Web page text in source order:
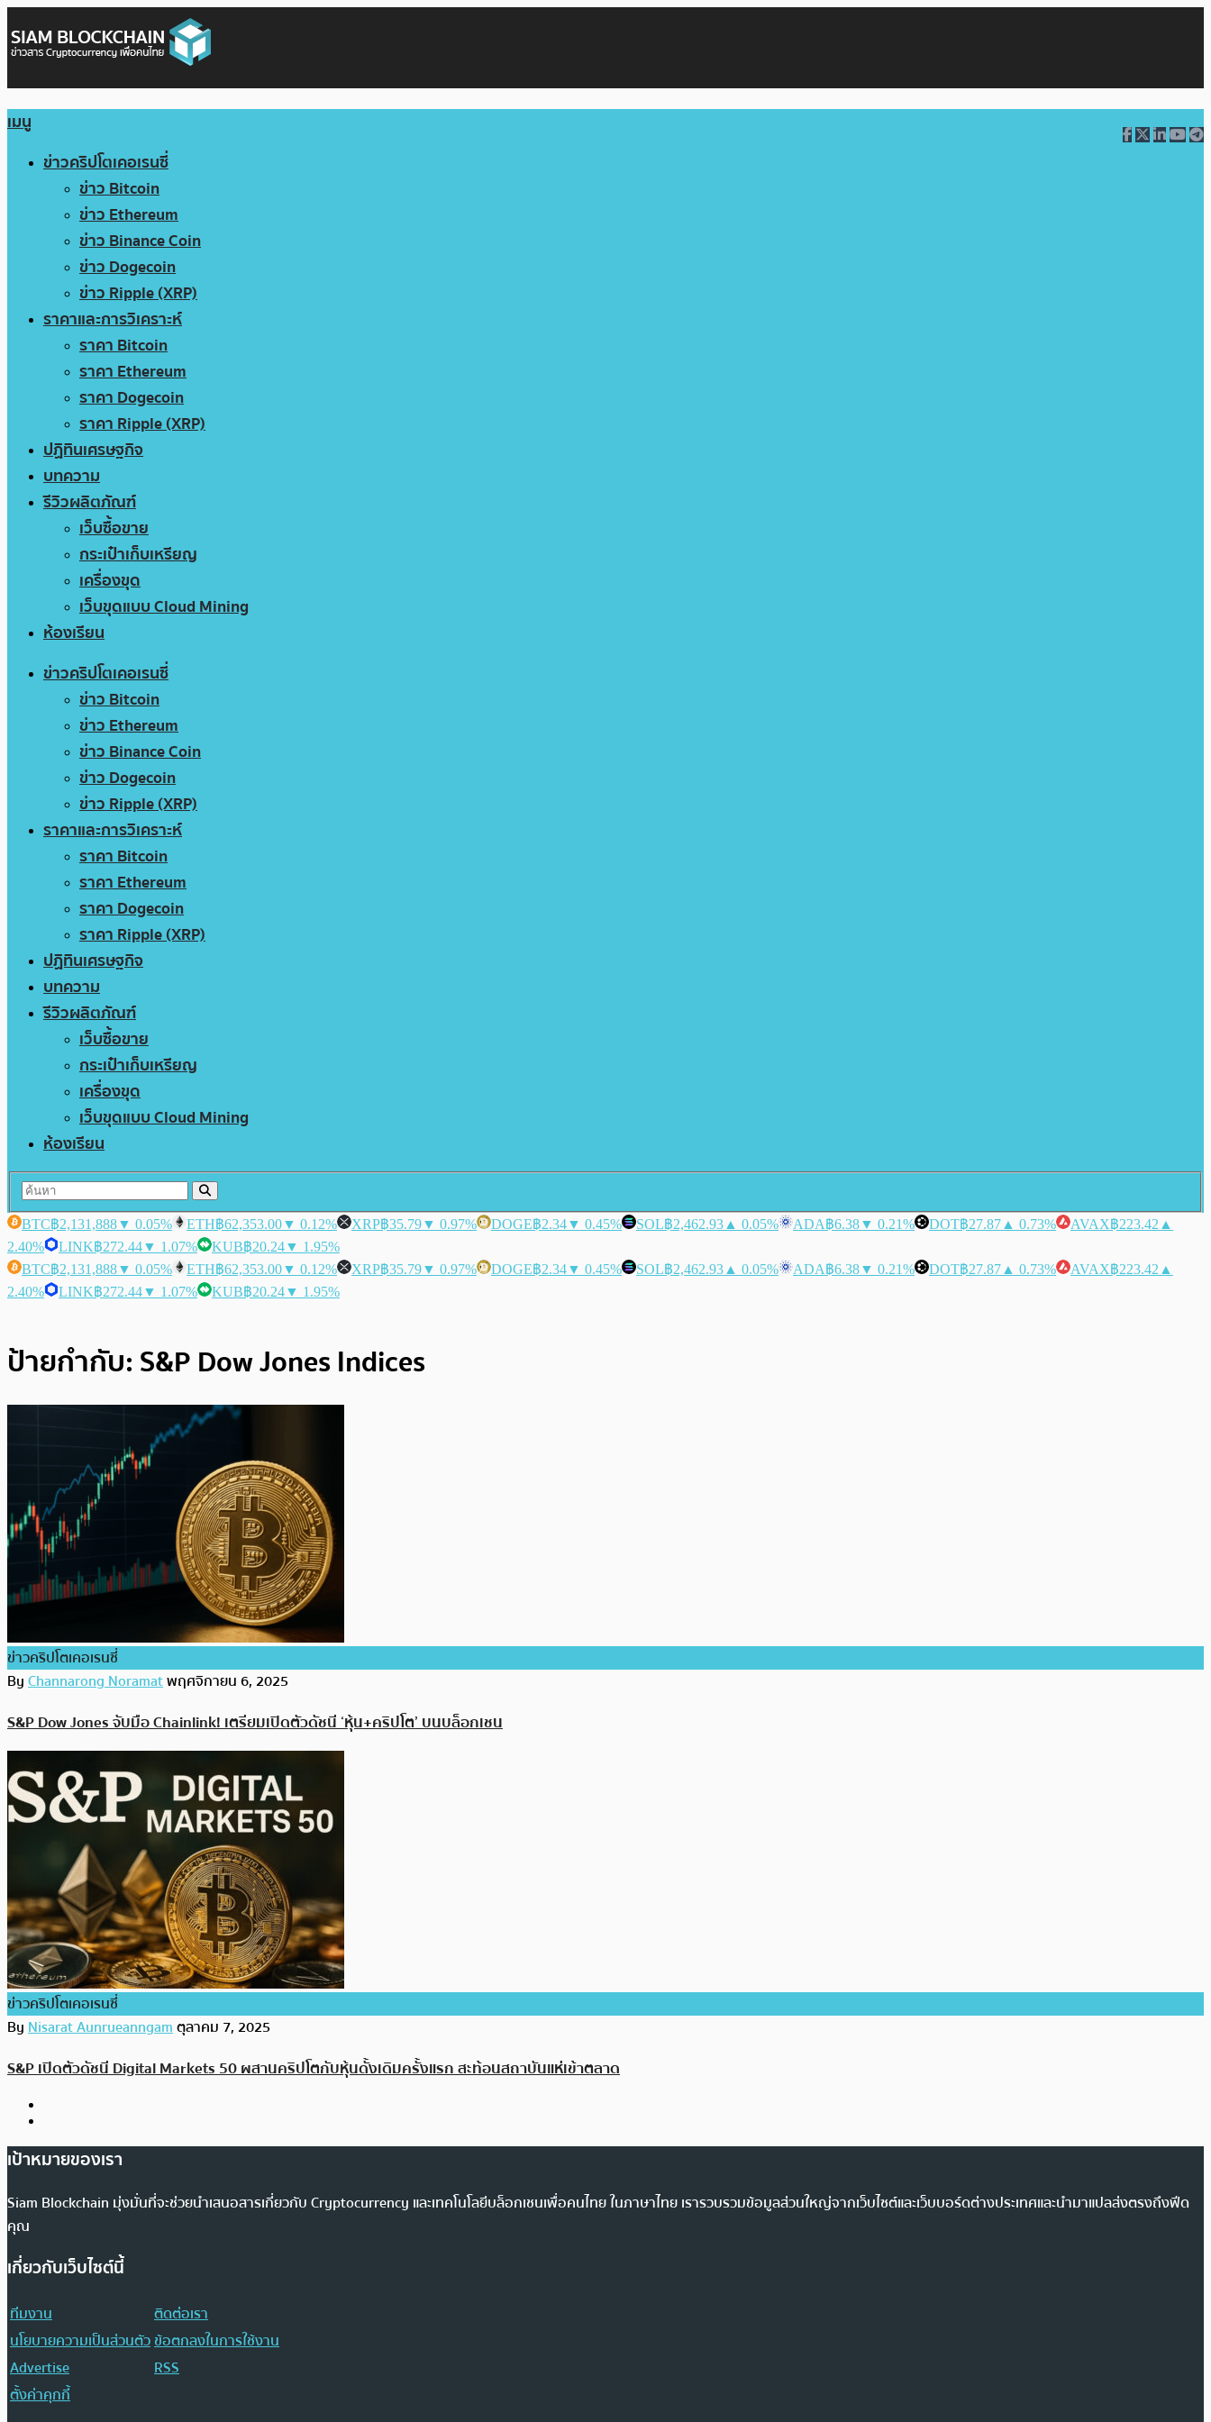
เมนู
ข่าวคริปโตเคอเรนซี่
ข่าว Bitcoin
ข่าว Ethereum
ข่าว Binance Coin
ข่าว Dogecoin
ข่าว Ripple (XRP)
ราคาและการวิเคราะห์
ราคา Bitcoin
ราคา Ethereum
ราคา Dogecoin
ราคา Ripple (XRP)
ปฏิทินเศรษฐกิจ
บทความ
รีวิวผลิตภัณฑ์
เว็บซื้อขาย
กระเป๋าเก็บเหรียญ
เครื่องขุด
เว็บขุดแบบ Cloud Mining
ห้องเรียน
ข่าวคริปโตเคอเรนซี่
ข่าว Bitcoin
ข่าว Ethereum
ข่าว Binance Coin
ข่าว Dogecoin
ข่าว Ripple (XRP)
ราคาและการวิเคราะห์
ราคา Bitcoin
ราคา Ethereum
ราคา Dogecoin
ราคา Ripple (XRP)
ปฏิทินเศรษฐกิจ
บทความ
รีวิวผลิตภัณฑ์
เว็บซื้อขาย
กระเป๋าเก็บเหรียญ
เครื่องขุด
เว็บขุดแบบ Cloud Mining
ห้องเรียน
BTC฿2,131,888▼ 0.05% ETH฿62,353.00▼ 0.12% XRP฿35.79▼ 0.97% DOGE฿2.34▼ 0.45% SOL฿2,462.93 ▲ 0.05% ADA฿6.38▼ 0.21% DOT฿27.87 ▲ 0.73% AVAX฿223.42 ▲
2.40%
LINK฿272.44▼ 1.07% KUB฿20.24▼ 1.95%
BTC฿2,131,888▼ 0.05% ETH฿62,353.00▼ 0.12% XRP฿35.79▼ 0.97% DOGE฿2.34▼ 0.45% SOL฿2,462.93 ▲ 0.05% ADA฿6.38▼ 0.21% DOT฿27.87 ▲ 0.73% AVAX฿223.42 ▲
2.40%
LINK฿272.44▼ 1.07% KUB฿20.24▼ 1.95%
ป้ายกำกับ: S&P Dow Jones Indices
ข่าวคริปโตเคอเรนซี่
ByChannarong Noramatพฤศจิกายน 6, 2025
S&P Dow Jones จับมือ Chainlink! เตรียมเปิดตัวดัชนี ‘หุ้น+คริปโต’ บนบล็อกเชน
ข่าวคริปโตเคอเรนซี่
ByNisarat Aunrueanngamตุลาคม 7, 2025
S&P เปิดตัวดัชนี Digital Markets 50 ผสานคริปโตกับหุ้นดั้งเดิมครั้งแรก สะท้อนสถาบันแห่เข้าตลาด
เป้าหมายของเรา
Siam Blockchain มุ่งมั่นที่จะช่วยนำเสนอสารเกี่ยวกับ Cryptocurrency และเทคโนโลยีบล็อกเชนเพื่อคนไทย ในภาษาไทย เรารวบรวมข้อมูลส่วนใหญ่จากเว็บไซต์และเว็บบอร์ดต่างประเทศและนำมาแปลส่งตรงถึงฟีด
คุณ
เกี่ยวกับเว็บไซต์นี้
ทีมงาน
ติดต่อเรา
นโยบายความเป็นส่วนตัวข้อตกลงในการใช้งาน
Advertise
RSS
ตั้งค่าคุกกี้